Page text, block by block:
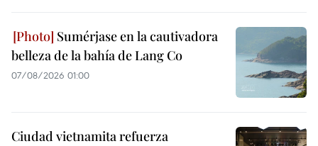
Sumérjase en la cautivadora
belleza de la bahía de Lang Co
07/08/2026 01:00
Ciudad vietnamita refuerza